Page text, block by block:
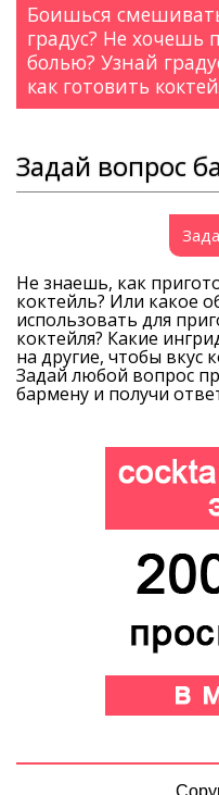
Боишься
градус? Не хочешь
болью? Узнай
как готовить
Задай вопрос
Не знаешь, как
коктейль? Или какое
использовать для
коктейля? Какие
на другие, чтобы вкус
Задай любой вопрос
бармену и получи